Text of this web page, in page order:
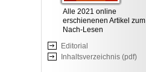
Alle 2021 online
erschienenen Artikel zum
Nach-Lesen
Editorial
Inhaltsverzeichnis (pdf)